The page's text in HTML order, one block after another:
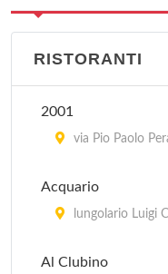
RISTORANTI
2001
via Pio Paolo
Acquario
lungolario Luigi
Al Clubino